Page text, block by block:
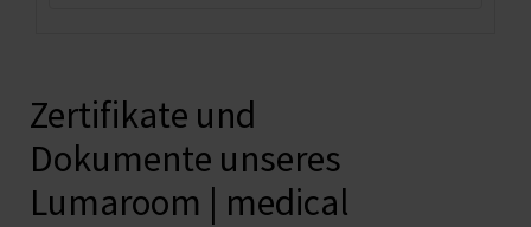
Zertifikate und
Dokumente unseres
Lumaroom | medical